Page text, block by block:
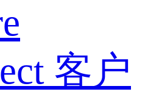
客户